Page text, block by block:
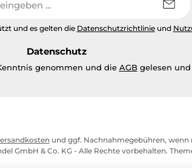
und es gelten die Datenschutzrichtlinieund
Datenschutz
genommen und die AGBgelesen und
und ggf. Nachnahmegebühren, wenn
GmbH & Co. KG - Alle Rechte vorbehalten.